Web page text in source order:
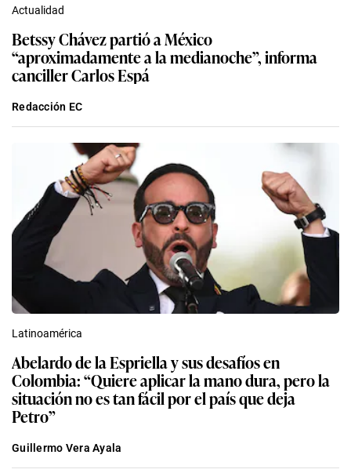
Actualidad
Betssy Chávez partió a México
“aproximadamente a la medianoche”, informa
canciller Carlos Espá
Redacción EC
Latinoamérica
Abelardo de la Espriella y sus desafíos en
Colombia: “Quiere aplicar la mano dura, pero la
situación no es tan fácil por el país que deja
Petro”
Guillermo Vera Ayala